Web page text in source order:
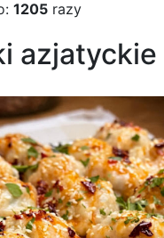
1205 razy